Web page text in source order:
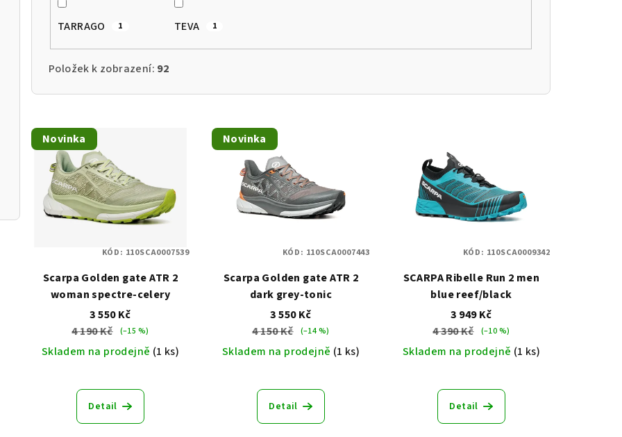
TARRAGO 1 TEVA 1
Položek k zobrazení: 92
V
ý
Novinka
Scarpa Golden gate ATR 2
woman spectre-celery
3 550 Kč
4 190 Kč
(–15 %)
Skladem na prodejně (1 ks)
Detail
KÓD: 110SCA0007539
Novinka
Scarpa Golden gate ATR 2
dark grey-tonic
3 550 Kč
4 150 Kč
(–14 %)
Skladem na prodejně (1 ks)
Detail
KÓD: 110SCA0007443
SCARPA Ribelle Run 2 men
blue reef/black
3 949 Kč
4 390 Kč
(–10 %)
Skladem na prodejně (1 ks)
Detail
KÓD: 110SCA0009342